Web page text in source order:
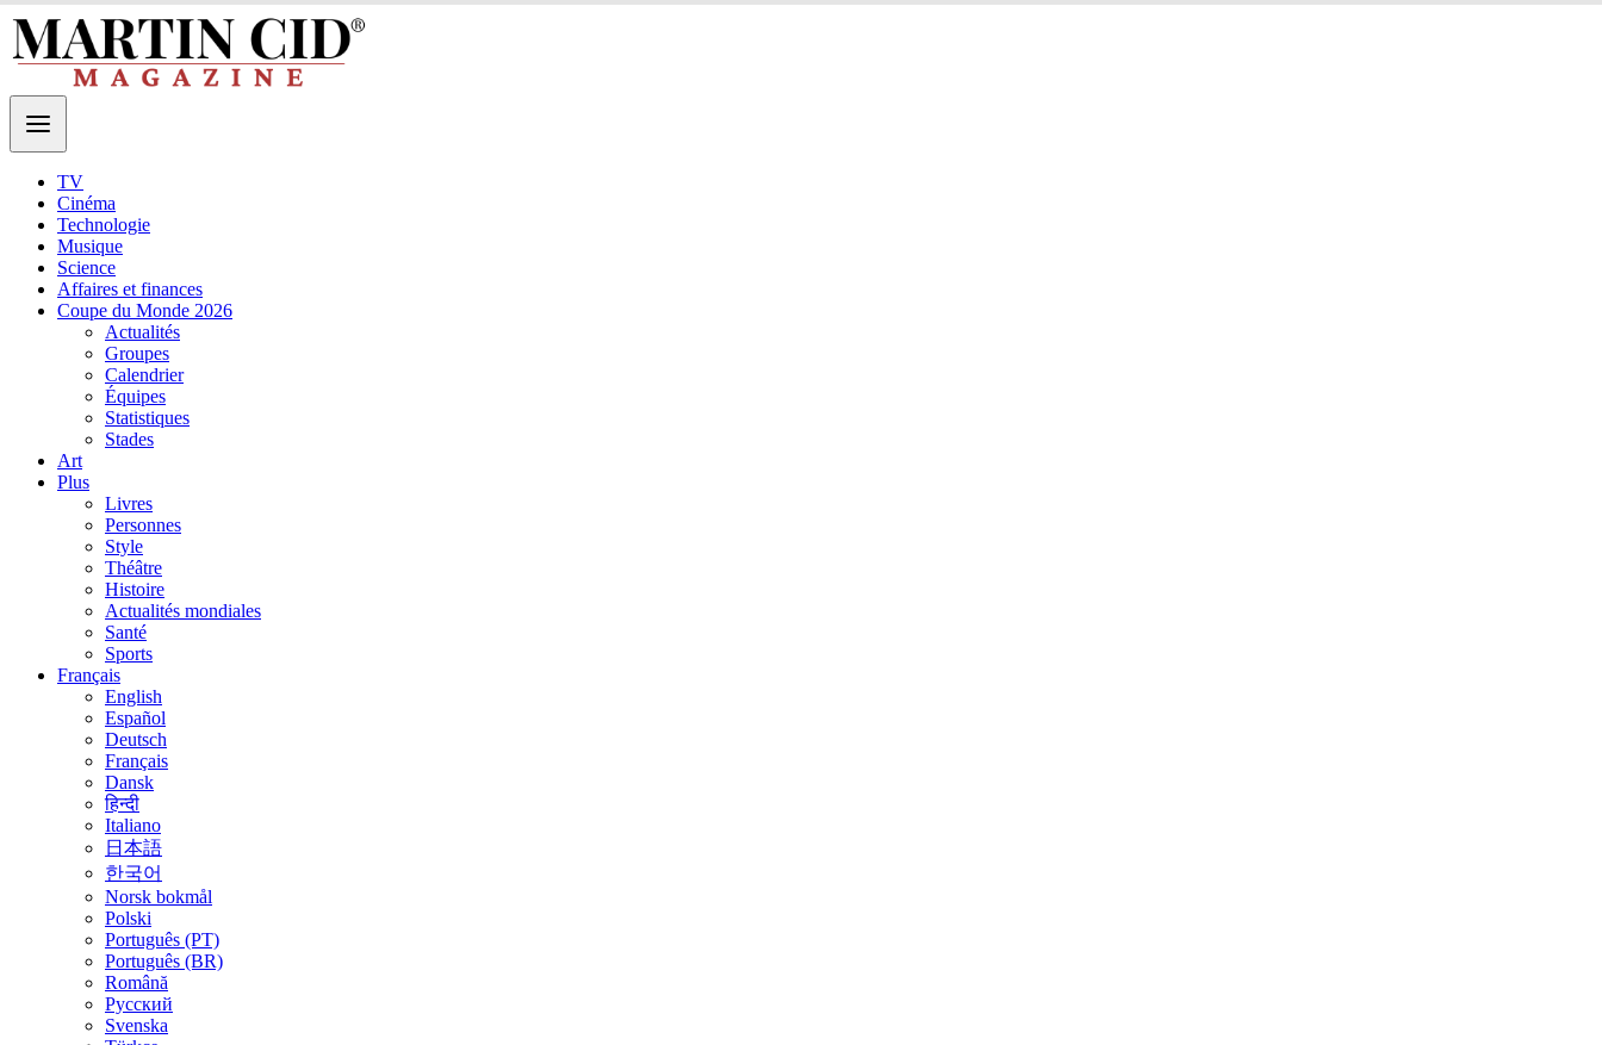
TV
Cinéma
Technologie
Musique
Science
Affaires et finances
Coupe du Monde 2026
Actualités
Groupes
Calendrier
Équipes
Statistiques
Stades
Art
Plus
Livres
Personnes
Style
Théâtre
Histoire
Actualités mondiales
Santé
Sports
Français
English
Español
Deutsch
Français
Dansk
हिन्दी
Italiano
日本語
한국어
Norsk bokmål
Polski
Português (PT)
Português (BR)
Română
Русский
Svenska